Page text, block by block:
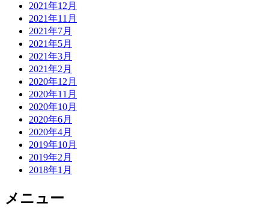
2021年12月
2021年11月
2021年7月
2021年5月
2021年3月
2021年2月
2020年12月
2020年11月
2020年10月
2020年6月
2020年4月
2019年10月
2019年2月
2018年1月
メニュー